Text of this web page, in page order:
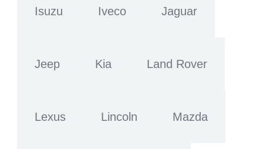
Isuzu Iveco Jaguar
Jeep Kia Land Rover
Lexus Lincoln Mazda